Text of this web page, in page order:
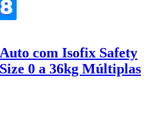
com Isofix Safety
0 a 36kg Múltiplas